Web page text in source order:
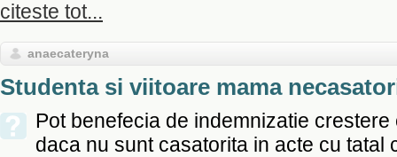
citeste tot...
anaecateryna
Studenta si viitoare mama
Pot benefecia de indemnizatie
daca nu sunt casatorita in acte cu tatal